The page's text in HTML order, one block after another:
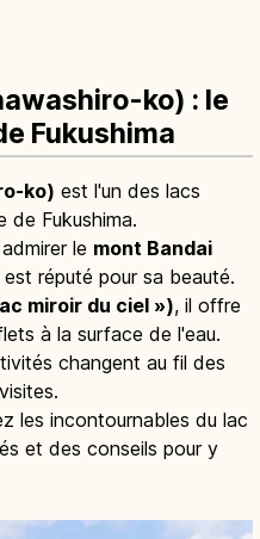
ko) : le
Fukushima
ko) est l'un des lacs
de Fukushima.
le mont Bandai
réputé pour sa beauté.
miroir du ciel »), il offre
à la surface de l'eau.
changent au fil des
les incontournables du lac
et des conseils pour y